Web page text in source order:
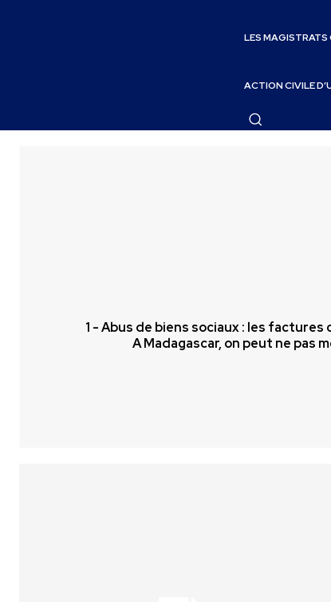
LES
ACTION CIVILE
1 - Abus de biens sociaux : les
A Madagascar, on peut ne pas